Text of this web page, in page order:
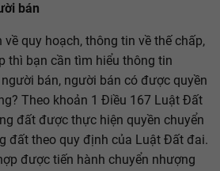
bán
quy hoạch, thông tin về thế chấp,
thì bạn cần tìm hiểu thông tin
bán, người bán có được quyền
Theo khoản 1 Điều 167 Luật Đất
đất được thực hiện quyền chuyển
đất theo quy định của Luật Đất đai.
được tiến hành chuyển nhượng